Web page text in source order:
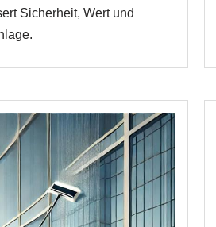
Sicherheit, Wert und